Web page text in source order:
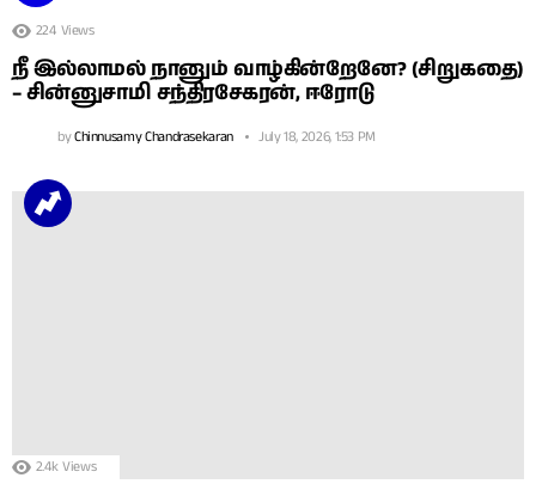
224 Views
நீ இல்லாமல் நானும் வாழ்கின்றேனே? (சிறுகதை)
– சின்னுசாமி சந்திரசேகரன், ஈரோடு
byChinnusamy Chandrasekaran July 18, 2026, 1:53 PM
2.4k Views